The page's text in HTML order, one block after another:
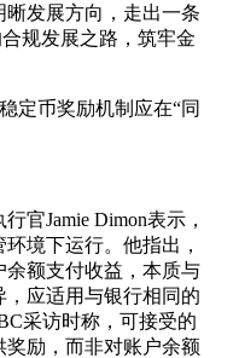
发展方向，走出一条
规发展之路，筑牢金
定币奖励机制应在“同
官Jamie Dimon表示，
境下运行。他指出，
余额支付收益，本质与
应适用与银行相同的
采访时称，可接受的
励，而非对账户余额